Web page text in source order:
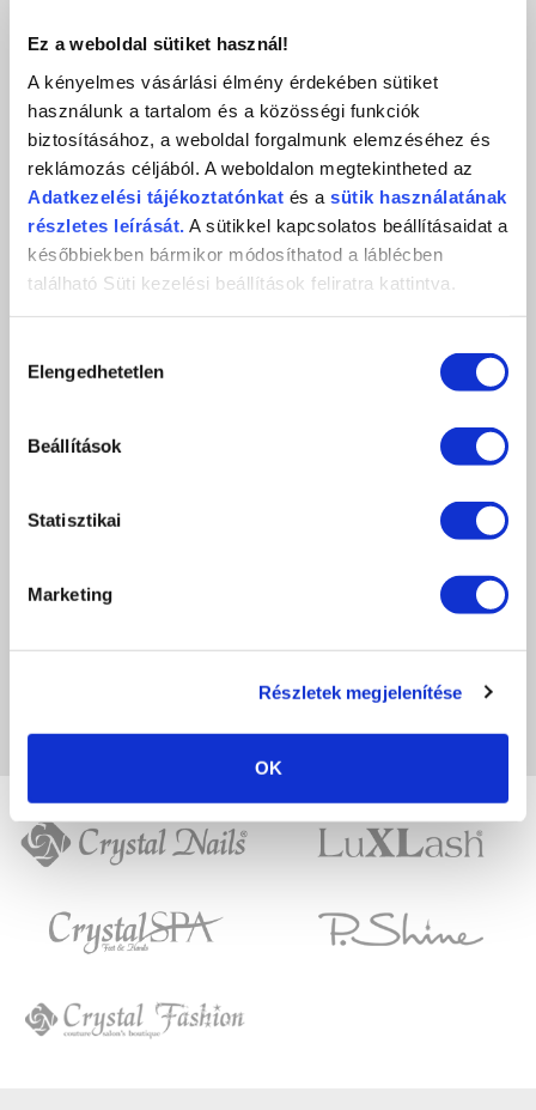
Ez a weboldal sütiket használ!
A kényelmes vásárlási élmény érdekében sütiket
használunk a tartalom és a közösségi funkciók
biztosításához, a weboldal forgalmunk elemzéséhez és
reklámozás céljából. A weboldalon megtekintheted az
Adatkezelési tájékoztatónkat és a sütik használatának
részletes leírását. A sütikkel kapcsolatos beállításaidat a
későbbiekben bármikor módosíthatod a láblécben
található Süti kezelési beállítások feliratra kattintva.
kiválasztása
Elengedhetetlen
Beállítások
Statisztikai
Marketing
Részletek megjelenítése
OK
SENS CUTICLE SERUM 30ML
Kutikula szérum - Gazdaságos nagy kiszerelés
7 290 Ft
db KOSÁRBA
KEDVENCEKHEZ AD
VÉLEMÉNYEZÉS
Értékeles (0 szavazat alapján)
0 / 5
A képeken megjelenő színek eltérhetnek a valóságtól, a monitor beállításaitól
függően.
SPA